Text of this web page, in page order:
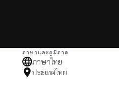
ภาษาและภูมิภาค
ภาษาไทย
ประเทศไทย